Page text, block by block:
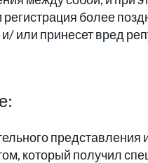
более
или принесет вред
представления
который получил